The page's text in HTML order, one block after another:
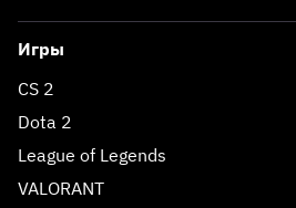
Игры
CS 2
Dota 2
League of Legends
VALORANT